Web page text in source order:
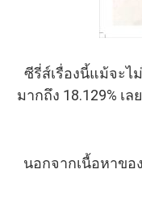
ซีรี่ส์เรื่องนี้แม้จะไ
มากถึง 18.129% เ
นอกจากเนื้อหาขอ